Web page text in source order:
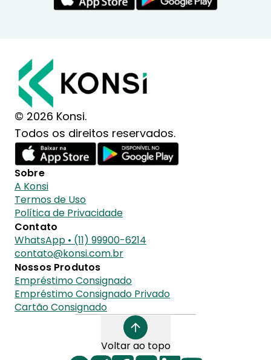
© 2026 Konsi.
Todos os direitos reservados.
Sobre
A Konsi
Termos de Uso
Política de Privacidade
Contato
WhatsApp • (11) 99900-6214
contato@konsi.com.br
Nossos Produtos
Empréstimo Consignado
Empréstimo Consignado Privado
Cartão Consignado
Voltar ao topo